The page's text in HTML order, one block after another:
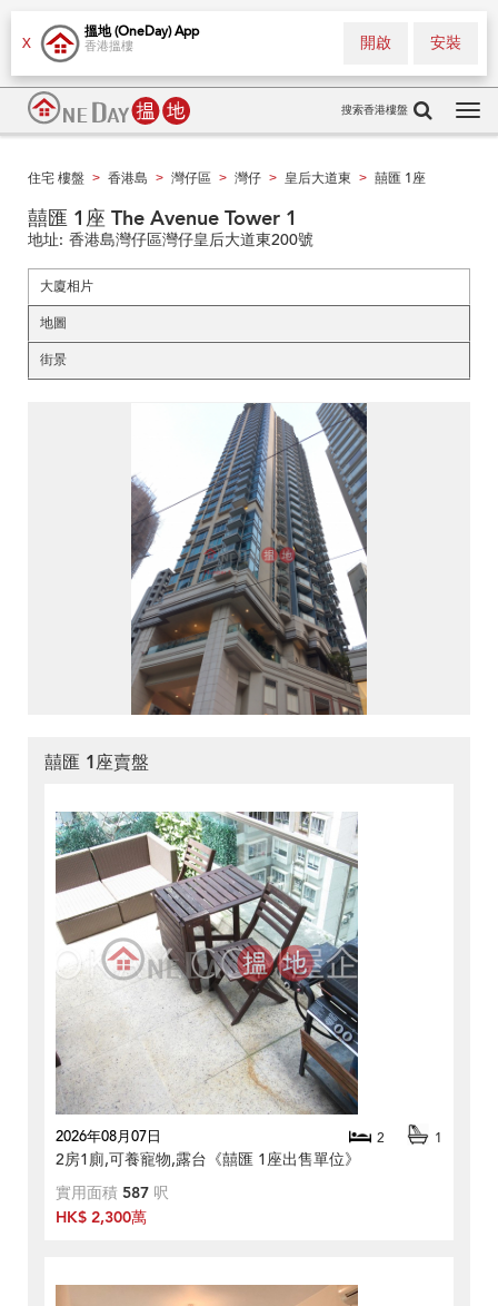
X
搵地 (OneDay) App
香港搵樓 安裝
開啟
搜索香港樓盤
住宅 樓盤 > 香港島 > 灣仔區 > 灣仔 > 皇后大道東 > 囍匯 1座
囍匯 1座 The Avenue Tower 1
地址: 香港島灣仔區灣仔皇后大道東200號
大廈相片
地圖
街景
囍匯 1座賣盤
2026年08月07日 2 1
2房1廁,可養寵物,露台《囍匯 1座出售單位》
實用面積 587 呎
HK$ 2,300萬